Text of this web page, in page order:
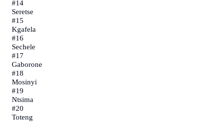
#14
Seretse
#15
Kgafela
#16
Sechele
#17
Gaborone
#18
Mosinyi
#19
Ntsima
#20
Toteng